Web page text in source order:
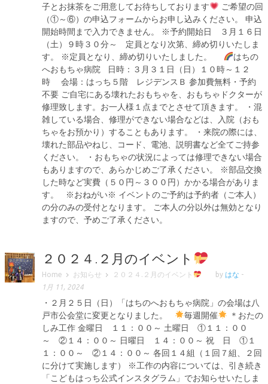
子とお抹茶をご用意してお待ちしております
ご希望の回
（①～⑥）の申込フォームからお申し込みください。 申込
開始時間まで入力できません。 ※予約開始日 ３月１６日
（土）９時３０分～ 定員となり次第、締め切りいたしま
す。 ※定員となり、締め切りいたしました。
はちの
へおもちゃ病院 日時：３月３１日（日）１０時～１２
時 会場：はっち５階 レジデンスＢ 参加費無料・予約
不要 ご自宅にある壊れたおもちゃを、おもちゃドクターが
修理致します。お一人様１点までとさせて頂きます。 ・混
雑している場合、修理ができない場合などは、入院（おも
ちゃをお預かり）することもあります。 ・来院の際には、
壊れた部品やねじ、コード、電池、説明書など全てご持参
ください。 ・おもちゃの状況によっては修理できない場合
もありますので、あらかじめご了承ください。 ※部品交換
した時など実費（５０円～３００円）かかる場合がありま
す。 ※おねがい※ イベントのご予約は予約者（ご本人）
の分のみの受付となります。 ご本人の分以外は無効となり
ますので、予めご了承ください。
２０２４.２月のイベント
Home お知らせ ２０２４.２月のイベント by はな -
1月 11, 2024
・２月２５日（日）「はちのへおもちゃ病院」の会場は八
戸市公会堂に変更となりました。
毎週開催
＊おたの
しみ工作 金曜日 １１：００～ 土曜日 ①１１：００
～ ②１４：００～ 日曜日 １４：００～ 祝 日 ①１
１：００～ ②１４：００～ 各回１４組（１回７組、２回
に分けて実施します） ※工作の内容については、引き続き
「こどもはっち公式インスタグラム」でお知らせいたしま